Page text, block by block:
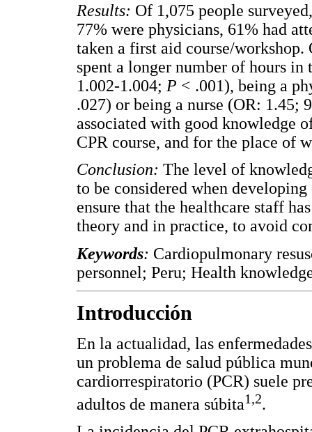
Results: Of 1,075 people
77% were physicians, 61% had
taken a first aid course/
spent a longer number of hours
1.002-1.004; P < .001), being a
.027) or being a nurse (OR: 1.45;
associated with good knowledge
CPR course, and for the place of
Conclusion: The level of
to be considered when
ensure that the healthcare staff
theory and in practice, to avoid
Keywords: Cardiopulmonary
personnel; Peru; Health
Introducción
En la actualidad, las
un problema de salud pública
cardiorrespiratorio (PCR) suele
adultos de manera súbita1,2.